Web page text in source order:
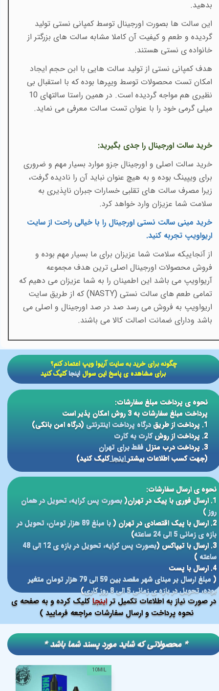
بدهید.
این سالت ها بصورت اورجینال توسط کمپانی نستی تولید
گردیده و طعم و کیفیت آن کاملا مشابه سالت های بزرگتر از
خانواده ی نستی هستند.
هدف کمپانی نستی از تولید سالت هایی با ابن حجم ایجاد
امکان تست محصولات توسط ویپرها بوده که با استقبال بی
نظیری هم مواجه گردیده است. در همین راستا سالتهای 10
میلی گرمی خود را با عنوان تست سالت معرفی می نماید.
خرید سالت اورجینال را جدی بگیرید:
خرید سالت اصلی و اورجینال جزو موارد بسیار مهم و ضروری
برای ویپینگ بوده و به هیچ عنوان نباید آن را نادیده گرفت،
زیرا مصرف سالت های تقلبی خسارات جبران ناپذیری به
سلامت شما عزیزان وارد خواهد کرد.
خرید مینی سالت نستی اورجینال را با خیالی راحت از سایت
اریواویپ تجربه کنید.
از آنجاییکه سلامت شما عزیزان برای ما بسیار مهم بوده و
فروش محصولات اورجینال اصلی ترین هدف مجموعه
آریواویپ می باشد این اطمینان را به شما عزیزان می دهیم که
تمامی طعم های سالت نستی (NASTY) که از طریق سایت
اریواویپ به فروش می رسد صد در صد اورجینال و اصلی می
باشد ودارای ضمانت اصالت کالا می باشند.
صورت نیاز به اطلاعات تکمیل تراینجا کلیک کرده و به صفحه ی
نحوه پرداخت و ارسال سفارشات مراجعه فرمایید )
نحوه ی پرداخت مبلغ سفارشات:
پرداخت مبلغ سفارشات به 3 روش امکان پذیر است
1. پرداخت از طریق
درگاه پرداخت اینترنتی(درگاه امن بانکی)
2. پرداخت از روش
کارت به کارت
3. پرداخت درب منزل
فقط برای تهران
(جهت کسب اطلاعات بیشتر اینجاکلیک کنید)
نحوه ی ارسال سفارشات:
1. ارسال فوری با پیک در تهران(
بصورت پس کرایه، تحویل در همان
روز)
2. ارسال با پیک اقتصادی در تهران (
با مبلغ 89 هزار تومان، تحویل در
بازه ی زمانی 5 الی 24 ساعته
)
3. ارسال با تیپاکس (
بصورت پس کرایه، تحویل در بازه ی 12 الی 48
ساعته )
4. ارسال با پست
(
مبلغ ارسال بر مبنای شهر مقصد بین 59 الی 79 هزار تومان متغیر
بوده، تحویل در بازه ی زمانی 5 الی 8 روز کاری
)
​​چگونه برای خرید به سایت آریوا ویپ اعتماد کنم؟
برای مشاهده ی پاسخ این سوالاینجاکلیک کنید
10MIL
​​* محصولاتی که شاید مورد پسند شما باشد *